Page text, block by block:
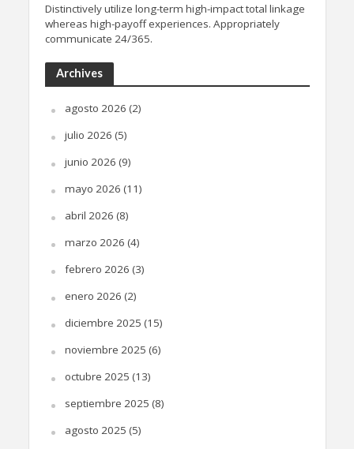
Distinctively utilize long-term high-impact total linkage
whereas high-payoff experiences. Appropriately
communicate 24/365.
Archives
agosto 2026 (2)
julio 2026 (5)
junio 2026 (9)
mayo 2026 (11)
abril 2026 (8)
marzo 2026 (4)
febrero 2026 (3)
enero 2026 (2)
diciembre 2025 (15)
noviembre 2025 (6)
octubre 2025 (13)
septiembre 2025 (8)
agosto 2025 (5)